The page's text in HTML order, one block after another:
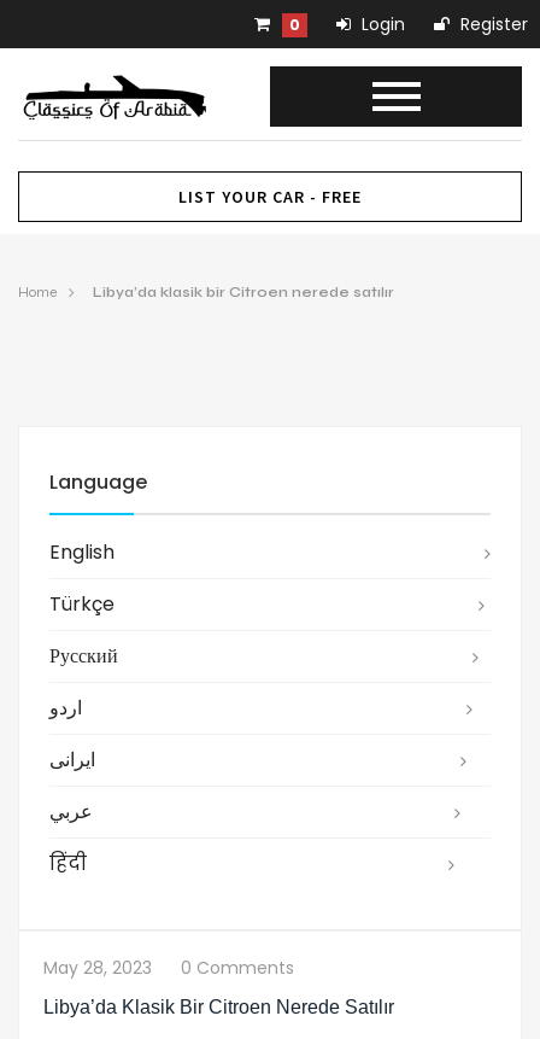
0 Login Register
LIST YOUR CAR - FREE
Home Libya’da klasik bir Citroen nerede satılır
Language
English
Türkçe
Русский
اردو
ایرانی
عربي
हिंदी
May 28, 2023 0 Comments
Libya’da Klasik Bir Citroen Nerede Satılır